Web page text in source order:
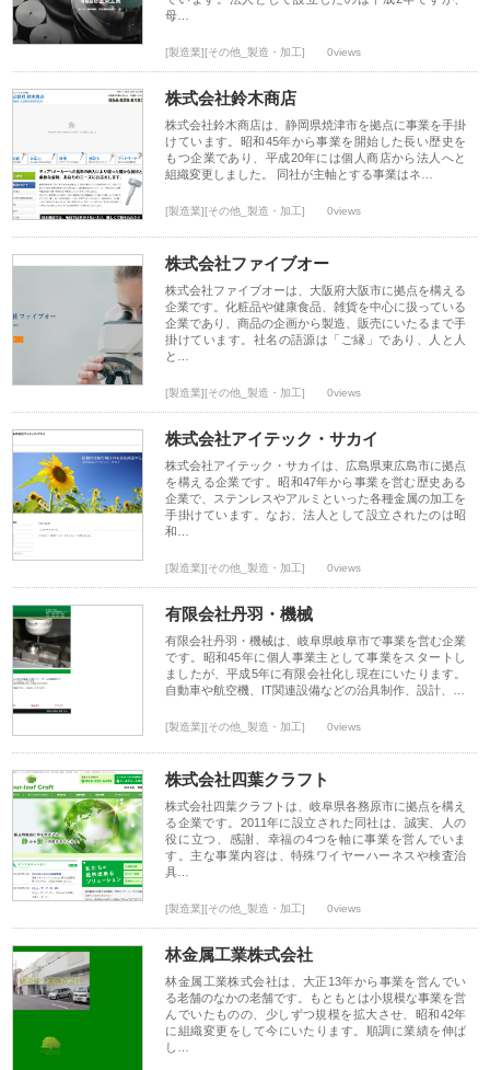
母…
[製造業][その他_製造・加工] 0views
株式会社鈴木商店
株式会社鈴木商店は、静岡県焼津市を拠点に事業を手掛
けています。昭和45年から事業を開始した長い歴史を
もつ企業であり、平成20年には個人商店から法人へと
組織変更しました。 同社が主軸とする事業はネ…
[製造業][その他_製造・加工] 0views
株式会社ファイブオー
株式会社ファイブオーは、大阪府大阪市に拠点を構える
企業です。化粧品や健康食品、雑貨を中心に扱っている
企業であり、商品の企画から製造、販売にいたるまで手
掛けています。社名の語源は「ご縁」であり、人と人
と…
[製造業][その他_製造・加工] 0views
株式会社アイテック・サカイ
株式会社アイテック・サカイは、広島県東広島市に拠点
を構える企業です。昭和47年から事業を営む歴史ある
企業で、ステンレスやアルミといった各種金属の加工を
手掛けています。なお、法人として設立されたのは昭
和…
[製造業][その他_製造・加工] 0views
有限会社丹羽・機械
有限会社丹羽・機械は、岐阜県岐阜市で事業を営む企業
です。昭和45年に個人事業主として事業をスタートし
ましたが、平成5年に有限会社化し現在にいたります。
自動車や航空機、IT関連設備などの治具制作、設計、…
[製造業][その他_製造・加工] 0views
株式会社四葉クラフト
株式会社四葉クラフトは、岐阜県各務原市に拠点を構え
る企業です。2011年に設立された同社は、誠実、人の
役に立つ、感謝、幸福の4つを軸に事業を営んでいま
す。主な事業内容は、特殊ワイヤーハーネスや検査治
具…
[製造業][その他_製造・加工] 0views
林金属工業株式会社
林金属工業株式会社は、大正13年から事業を営んでい
る老舗のなかの老舗です。もともとは小規模な事業を営
んでいたものの、少しずつ規模を拡大させ、昭和42年
に組織変更をして今にいたります。順調に業績を伸ば
し…